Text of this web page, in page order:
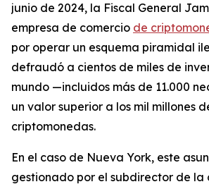
junio de 2024, la Fiscal General
empresa de comercio de
por operar un esquema piramidal
defraudó a cientos de miles de
mundo —incluidos más de 11.000
un valor superior a los mil millones
criptomonedas.
En el caso de Nueva York, este
gestionado por el subdirector de la